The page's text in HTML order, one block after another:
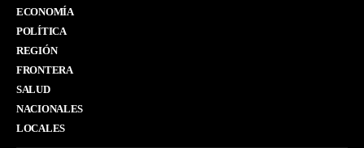
ECONOMÍA
POLÍTICA
REGIÓN
FRONTERA
SALUD
NACIONALES
LOCALES